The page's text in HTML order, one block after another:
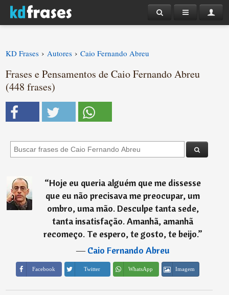
KD Frases › Autores › Caio Fernando Abreu
Frases e Pensamentos de Caio Fernando Abreu
(448 frases)
“Hoje eu queria alguém que me dissesse
que eu não precisava me preocupar, um
ombro, uma mão. Desculpe tanta sede,
tanta insatisfação. Amanhã, amanhã
recomeço. Te espero, te gosto, te beijo.”
―Caio Fernando Abreu
Facebook Twitter WhatsApp Imagem